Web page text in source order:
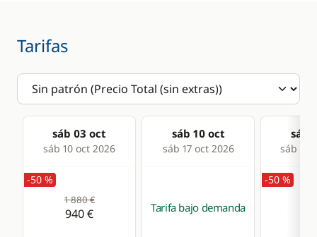
Comodidad
Panel Solar
WC eléctrico
Frigorífico
Tarifas
sáb 03 oct
sáb 10 oct 2026
sáb 10 oct
sáb 17 oct 2026
sáb
sáb 24
-50 %
1 880 €
940 € Tarifa bajo demanda
-50 %